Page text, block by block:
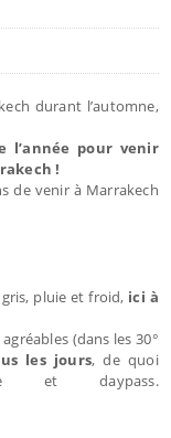
durant l’automne,
l’année pour venir
!
de venir à Marrakech
gris, pluie et froid, ici à
(dans les 30°
les jours, de quoi
et daypass.